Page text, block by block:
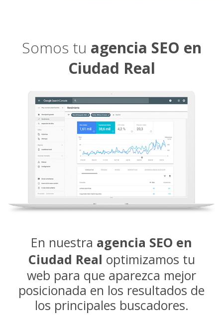
Somos tu agencia SEO en
Ciudad Real
En nuestra agencia SEO en
Ciudad Real optimizamos tu
web para que aparezca mejor
posicionada en los resultados de
los principales buscadores.